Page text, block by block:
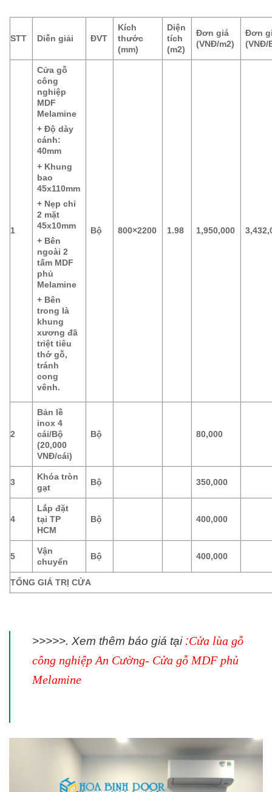
STT Diễn giải ĐVT
Kích
thước
(mm)
Diện
tích
(m2)
Đơn giá
(VNĐ/m2)
Đơn
(VNĐ/
1
Cửa gỗ
công
nghiệp
MDF
Melamine
+ Độ dày
cánh:
40mm
+ Khung
bao
45x110mm
+ Nẹp chỉ
2 mặt
45x10mm
+ Bên
ngoài 2
tấm MDF
phủ
Melamine
+ Bên
trong là
khung
xương đã
triệt tiêu
thớ gỗ,
tránh
cong
vênh.
Bộ 800×2200 1.98 1,950,000
2
Bản lề
inox 4
cái/Bộ
(20,000
VNĐ/cái)
Bộ 80,000
3
Khóa tròn
gạt
Bộ 350,000
4
Lắp đặt
tại TP
HCM
Bộ 400,000
5
Vận
chuyển
Bộ 400,000
TỔNG GIÁ TRỊ CỬA
>>>>>. Xem thêm báo giá tại :Cửa lùa gỗ
công nghiệp An Cường- Cửa gỗ MDF phủ
Melamine